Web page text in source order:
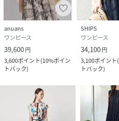
anuans
ワンピース
39,600円
3,600ポイント(10%ポイン
トバック)
SHIPS
ワンピース
34,100円
3,100ポイント(
トバック)